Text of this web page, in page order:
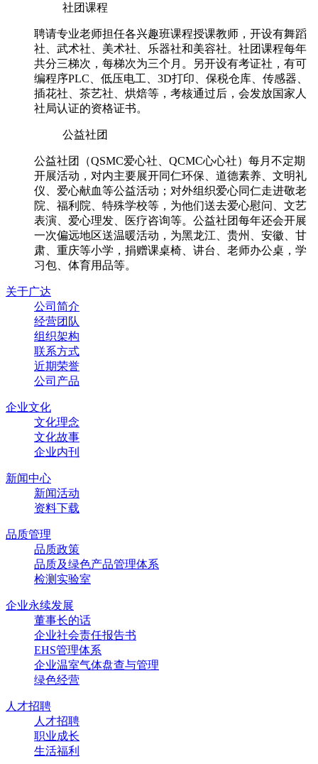
社团课程
聘请专业老师担任各兴趣班课程授课教师，开设有舞蹈
社、武术社、美术社、乐器社和美容社。社团课程每年
共分三梯次，每梯次为三个月。另开设有考证社，有可
编程序PLC、低压电工、3D打印、保税仓库、传感器、
插花社、茶艺社、烘焙等，考核通过后，会发放国家人
社局认证的资格证书。
公益社团
公益社团（QSMC爱心社、QCMC心心社）每月不定期
开展活动，对内主要展开同仁环保、道德素养、文明礼
仪、爱心献血等公益活动；对外组织爱心同仁走进敬老
院、福利院、特殊学校等，为他们送去爱心慰问、文艺
表演、爱心理发、医疗咨询等。公益社团每年还会开展
一次偏远地区送温暖活动，为黑龙江、贵州、安徽、甘
肃、重庆等小学，捐赠课桌椅、讲台、老师办公桌，学
习包、体育用品等。
关于广达
公司简介
经营团队
组织架构
联系方式
近期荣誉
公司产品
企业文化
文化理念
文化故事
企业内刊
新闻中心
新闻活动
资料下载
品质管理
品质政策
品质及绿色产品管理体系
检测实验室
企业永续发展
董事长的话
企业社会责任报告书
EHS管理体系
企业温室气体盘查与管理
绿色经营
人才招聘
人才招聘
职业成长
生活福利